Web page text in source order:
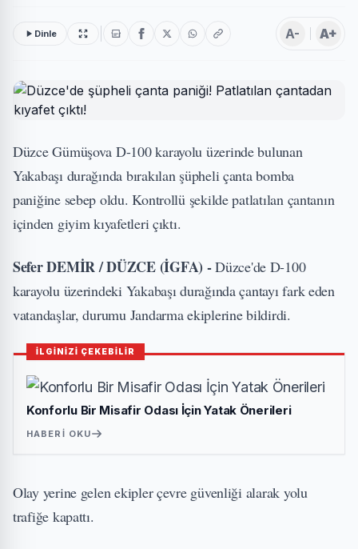
Dinle A- A+
Düzce Gümüşova D-100 karayolu üzerinde bulunan
Yakabaşı durağında bırakılan şüpheli çanta bomba
paniğine sebep oldu. Kontrollü şekilde patlatılan çantanın
içinden giyim kıyafetleri çıktı.
Sefer DEMİR / DÜZCE (İGFA) -Düzce'de D-100
karayolu üzerindeki Yakabaşı durağında çantayı fark eden
vatandaşlar, durumu Jandarma ekiplerine bildirdi.
İLGİNİZİ ÇEKEBİLİR
Konforlu Bir Misafir Odası İçin Yatak Önerileri
HABERI OKU
Olay yerine gelen ekipler çevre güvenliği alarak yolu
trafiğe kapattı.